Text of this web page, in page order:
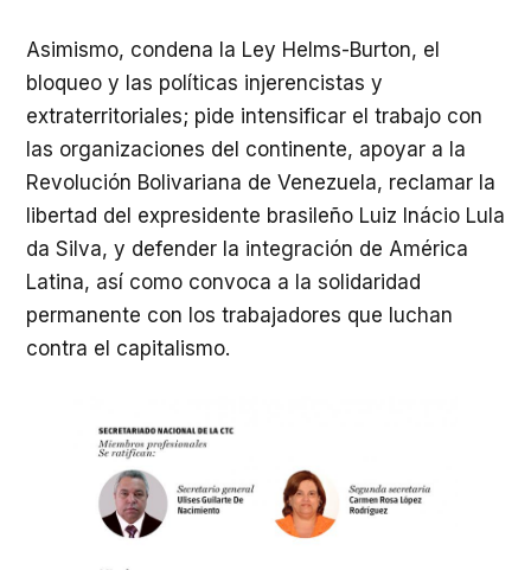
Asimismo, condena la Ley Helms-Burton, el
bloqueo y las políticas injerencistas y
extraterritoriales; pide intensificar el trabajo con
las organizaciones del continente, apoyar a la
Revolución Bolivariana de Venezuela, reclamar la
libertad del expresidente brasileño Luiz Inácio Lula
da Silva, y defender la integración de América
Latina, así como convoca a la solidaridad
permanente con los trabajadores que luchan
contra el capitalismo.